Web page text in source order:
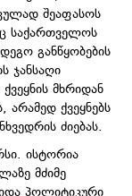
შეაფასოს
საქართველოს
განწყობების
ჯანსაღი
მხრიდან
არამედ ქვეყნებს
ძიებას.
ისტორია
მძიმე